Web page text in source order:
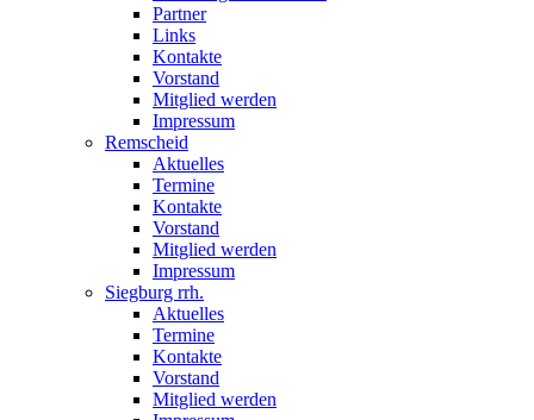
Partner
Links
Kontakte
Vorstand
Mitglied werden
Impressum
Remscheid
Aktuelles
Termine
Kontakte
Vorstand
Mitglied werden
Impressum
Siegburg rrh.
Aktuelles
Termine
Kontakte
Vorstand
Mitglied werden